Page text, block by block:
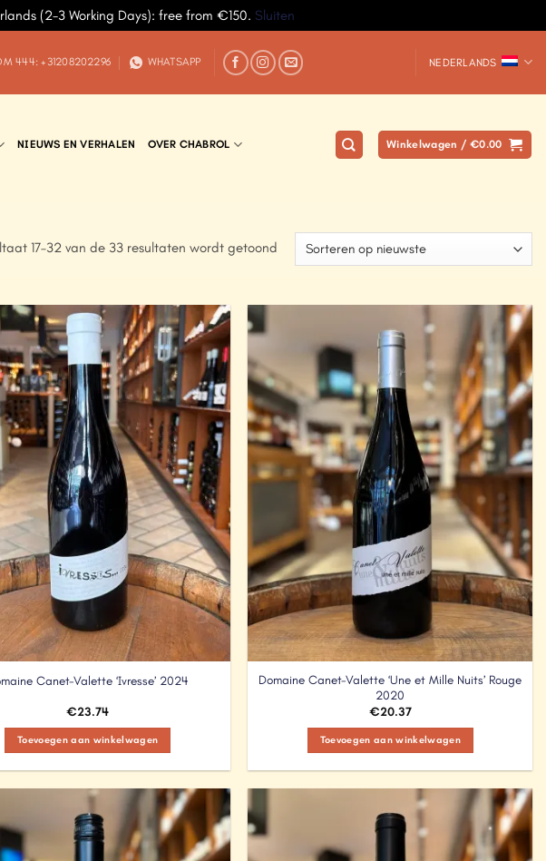
(2-3 Working Days): free from €150. Sluiten
444: +31208202296 WHATSAPP NEDERLANDS
NIEUWS EN VERHALEN OVER CHABROL Winkelwagen / €0.00
17–32 van de 33 resultaten wordt getoond
Add to
Wishlist
Canet-Valette ‘Ivresse’ 2024
€23.74
Toevoegen aan winkelwagen
Add to
Wishlist
Domaine Canet-Valette ‘Une et Mille Nuits’ Rouge
2020
€20.37
Toevoegen aan winkelwagen
Add to
Wishlist
Add to
Wishlist